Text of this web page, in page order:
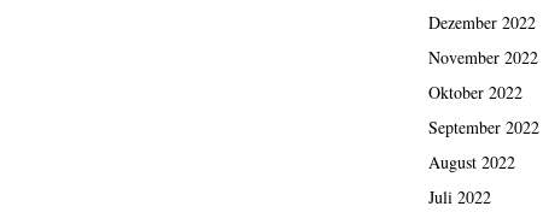
Dezember 2022
November 2022
Oktober 2022
September 2022
August 2022
Juli 2022